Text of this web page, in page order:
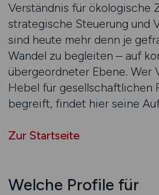
Verständnis für ökologische
strategische Steuerung und
sind heute mehr denn je
Wandel zu begleiten – auf
übergeordneter Ebene. Wer
Hebel für gesellschaftlichen
begreift, findet hier seine
Zur Startseite
Welche Profile für